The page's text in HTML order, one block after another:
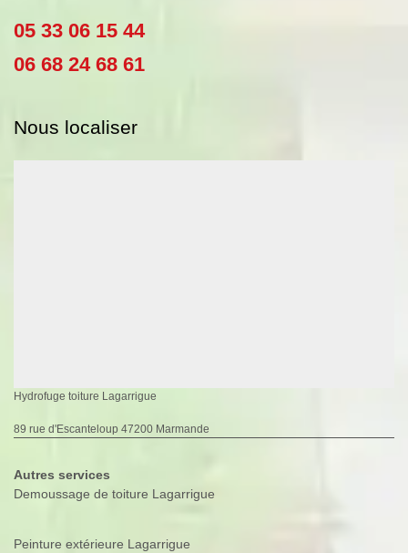
05 33 06 15 44
06 68 24 68 61
Nous localiser
Hydrofuge toiture Lagarrigue
89 rue d'Escanteloup 47200 Marmande
Autres services
Demoussage de toiture Lagarrigue
Peinture extérieure Lagarrigue